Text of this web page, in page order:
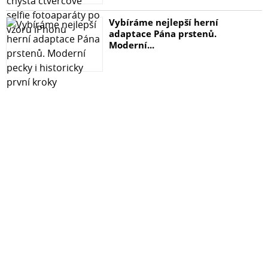
Vybíráme nejlepší herní
adaptace Pána prstenů.
Moderní...